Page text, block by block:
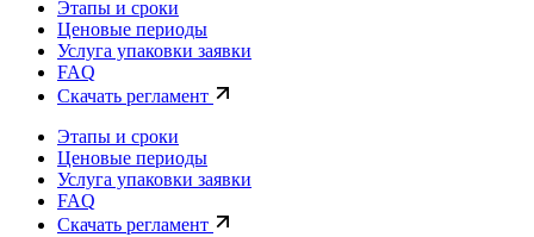
Этапы и сроки
Ценовые периоды
Услуга упаковки заявки
FAQ
Скачать регламент
Этапы и сроки
Ценовые периоды
Услуга упаковки заявки
FAQ
Скачать регламент